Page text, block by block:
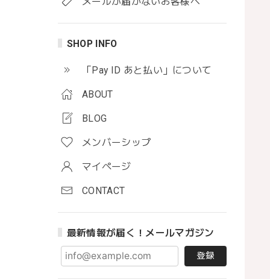
SHOP INFO
「Pay ID あと払い」について
ABOUT
BLOG
メンバーシップ
マイページ
CONTACT
最新情報が届く！メールマガジン
登録